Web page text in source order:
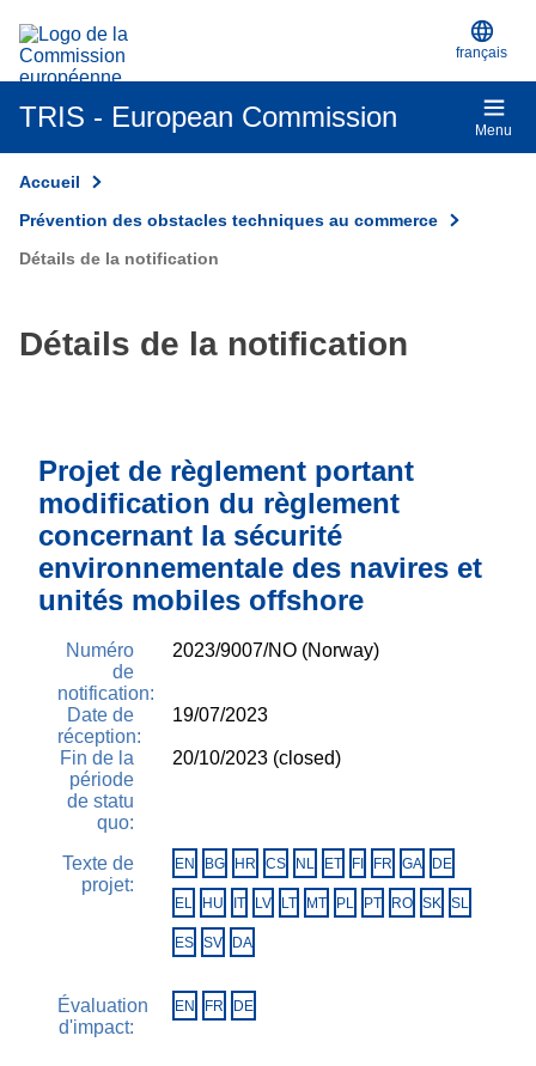
Skip to main content
français
TRIS - European Commission Menu
Accueil
Prévention des obstacles techniques au commerce
Détails de la notification
Détails de la notification
Projet de règlement portant
modification du règlement
concernant la sécurité
environnementale des navires et
unités mobiles offshore
Numéro
de
notification:
2023/9007/NO (Norway)
Date de
réception:
19/07/2023
Fin de la
période
de statu
quo:
20/10/2023 (closed)
Texte de
projet:
EN BG HR CS NL ET FI FR GA DE
EL HU IT LV LT MT PL PT RO SK SL
ES SV DA
Évaluation
d'impact:
EN FR DE